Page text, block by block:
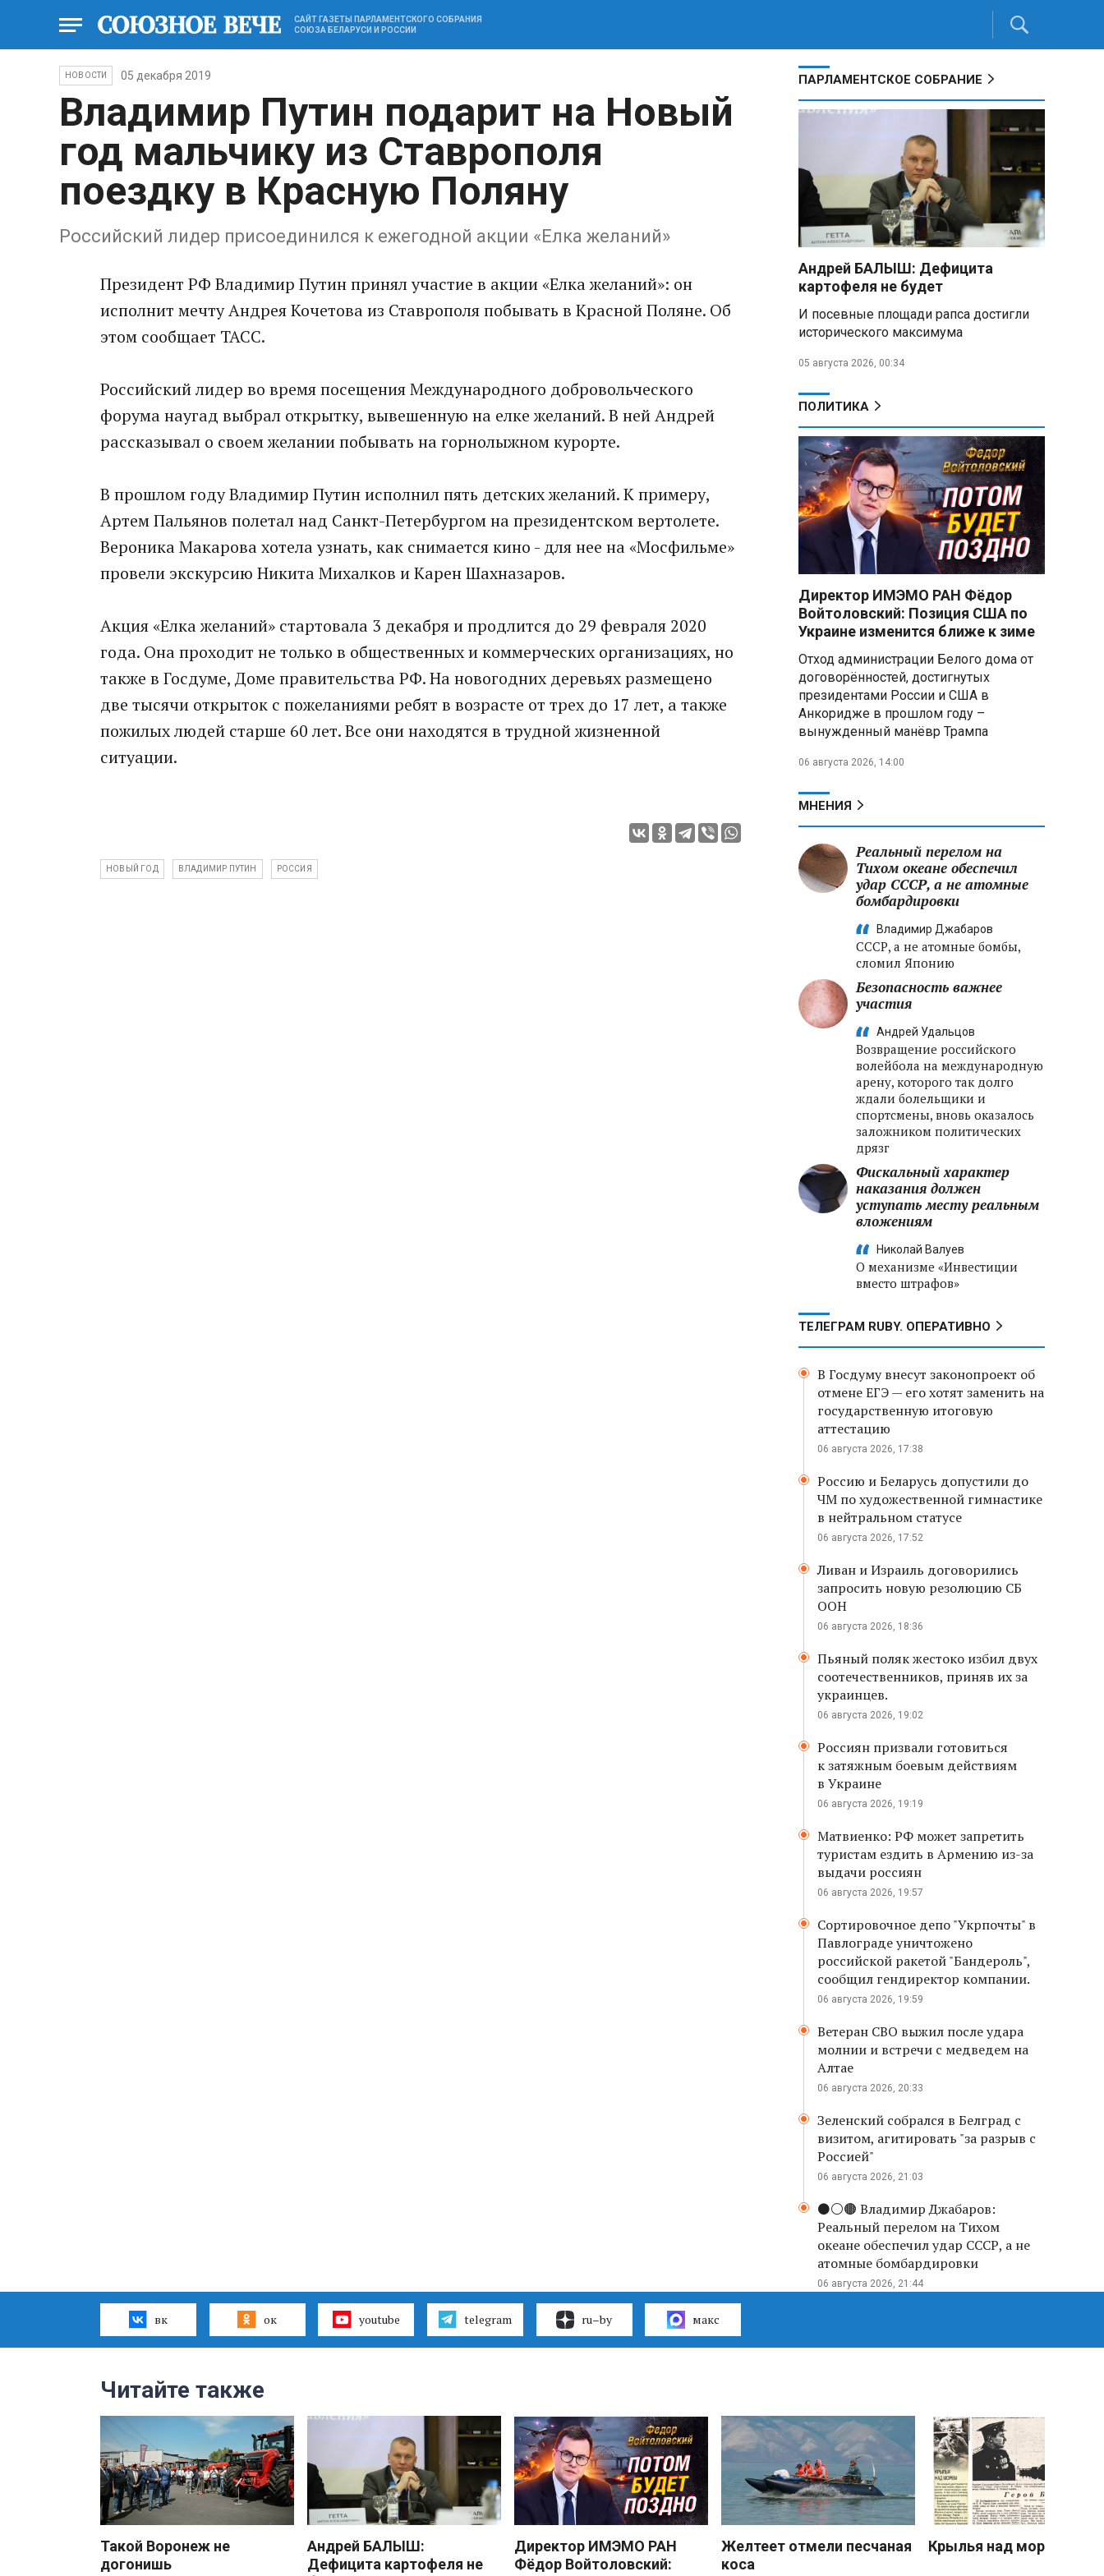
САЙТ ГАЗЕТЫ ПАРЛАМЕНТСКОГО СОБРАНИЯ
СОЮЗА БЕЛАРУСИ И РОССИИ
НОВОСТИ 05 декабря 2019
Владимир Путин подарит на Новый
год мальчику из Ставрополя
поездку в Красную Поляну
Российский лидер присоединился к ежегодной акции «Елка желаний»
Президент РФ Владимир Путин принял участие в акции «Елка желаний»: он
исполнит мечту Андрея Кочетова из Ставрополя побывать в Красной Поляне. Об
этом сообщает ТАСС.
Российский лидер во время посещения Международного добровольческого
форума наугад выбрал открытку, вывешенную на елке желаний. В ней Андрей
рассказывал о своем желании побывать на горнолыжном курорте.
В прошлом году Владимир Путин исполнил пять детских желаний. К примеру,
Артем Пальянов полетал над Санкт-Петербургом на президентском вертолете.
Вероника Макарова хотела узнать, как снимается кино - для нее на «Мосфильме»
провели экскурсию Никита Михалков и Карен Шахназаров.
Акция «Елка желаний» стартовала 3 декабря и продлится до 29 февраля 2020
года. Она проходит не только в общественных и коммерческих организациях, но
также в Госдуме, Доме правительства РФ. На новогодних деревьях размещено
две тысячи открыток с пожеланиями ребят в возрасте от трех до 17 лет, а также
пожилых людей старше 60 лет. Все они находятся в трудной жизненной
ситуации.
НОВЫЙ ГОД ВЛАДИМИР ПУТИН РОССИЯ
ПАРЛАМЕНТСКОЕ СОБРАНИЕ
Андрей БАЛЫШ: Дефицита
картофеля не будет
И посевные площади рапса достигли
исторического максимума
05 августа 2026, 00:34
ПОЛИТИКА
Директор ИМЭМО РАН Фёдор
Войтоловский: Позиция США по
Украине изменится ближе к зиме
Отход администрации Белого дома от
договорённостей, достигнутых
президентами России и США в
Анкоридже в прошлом году –
вынужденный манёвр Трампа
06 августа 2026, 14:00
МНЕНИЯ
Реальный перелом на
Тихом океане обеспечил
удар СССР, а не атомные
бомбардировки
Владимир Джабаров
СССР, а не атомные бомбы,
сломил Японию
Безопасность важнее
участия
Андрей Удальцов
Возвращение российского
волейбола на международную
арену, которого так долго
ждали болельщики и
спортсмены, вновь оказалось
заложником политических
дрязг
Фискальный характер
наказания должен
уступать месту реальным
вложениям
Николай Валуев
О механизме «Инвестиции
вместо штрафов»
ТЕЛЕГРАМ RUBY. ОПЕРАТИВНО
В Госдуму внесут законопроект об
отмене ЕГЭ — его хотят заменить на
государственную итоговую
аттестацию
06 августа 2026, 17:38
Россию и Беларусь допустили до
ЧМ по художественной гимнастике
в нейтральном статусе
06 августа 2026, 17:52
Ливан и Израиль договорились
запросить новую резолюцию СБ
ООН
06 августа 2026, 18:36
Пьяный поляк жестоко избил двух
соотечественников, приняв их за
украинцев.
06 августа 2026, 19:02
Россиян призвали готовиться
к затяжным боевым действиям
в Украине
06 августа 2026, 19:19
Матвиенко: РФ может запретить
туристам ездить в Армению из-за
выдачи россиян
06 августа 2026, 19:57
Сортировочное депо "Укрпочты" в
Павлограде уничтожено
российской ракетой "Бандероль",
сообщил гендиректор компании.
06 августа 2026, 19:59
Ветеран СВО выжил после удара
молнии и встречи с медведем на
Алтае
06 августа 2026, 20:33
Зеленский собрался в Белград с
визитом, агитировать "за разрыв с
Россией"
06 августа 2026, 21:03
⚫️⚪️🟤 Владимир Джабаров:
Реальный перелом на Тихом
океане обеспечил удар СССР, а не
атомные бомбардировки
06 августа 2026, 21:44
вк ок youtube telegram ru–by макс
Читайте также
Такой Воронеж не
догонишь
Андрей БАЛЫШ:
Дефицита картофеля не
Директор ИМЭМО РАН
Фёдор Войтоловский:
Желтеет отмели песчаная
коса
Крылья над морем